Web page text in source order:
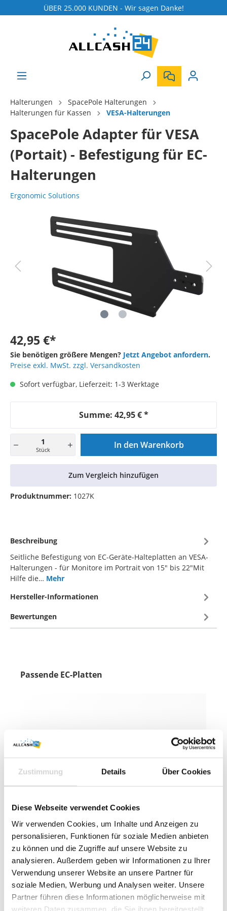
Zustimmung Details Über Cookies
Diese Webseite verwendet Cookies
Wir verwenden Cookies, um Inhalte und Anzeigen zu
personalisieren, Funktionen für soziale Medien anbieten
zu können und die Zugriffe auf unsere Website zu
analysieren. Außerdem geben wir Informationen zu Ihrer
Verwendung unserer Website an unsere Partner für
soziale Medien, Werbung und Analysen weiter. Unsere
Partner führen diese Informationen möglicherweise mit
weiteren Daten zusammen, die Sie ihnen bereitgestellt
ÜBER 25.000 KUNDEN - Wir sagen Danke!
Halterungen
SpacePole Halterungen
Halterungen für Kassen
VESA-Halterungen
SpacePole Adapter für VESA
(Portait) - Befestigung für EC-
Halterungen
Ergonomic Solutions
42,95 €*
Sie benötigen größere Mengen? Jetzt Angebot anfordern.
Preise exkl. MwSt. zzgl. Versandkosten
Sofort verfügbar, Lieferzeit: 1-3 Werktage
Summe: 42,95 €*
Stück In den Warenkorb
Zum Vergleich hinzufügen
Produktnummer: 1027K
Beschreibung
Seitliche Befestigung von EC-Geräte-Halteplatten an VESA-
Halterungen - für Monitore im Portrait von 15" bis 22"Mit
Hilfe die… Mehr
Hersteller-Informationen
Bewertungen
Passende EC-Platten
Brodit Montageplatte für Epson P20II inkl.
MultiMoveClip • Schwarz
87,95 € * pro Stück
In den Warenkorb